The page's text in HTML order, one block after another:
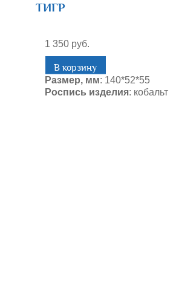
ТИГР
1 350 руб.
Размер, мм: 140*52*55
Роспись изделия: кобальт